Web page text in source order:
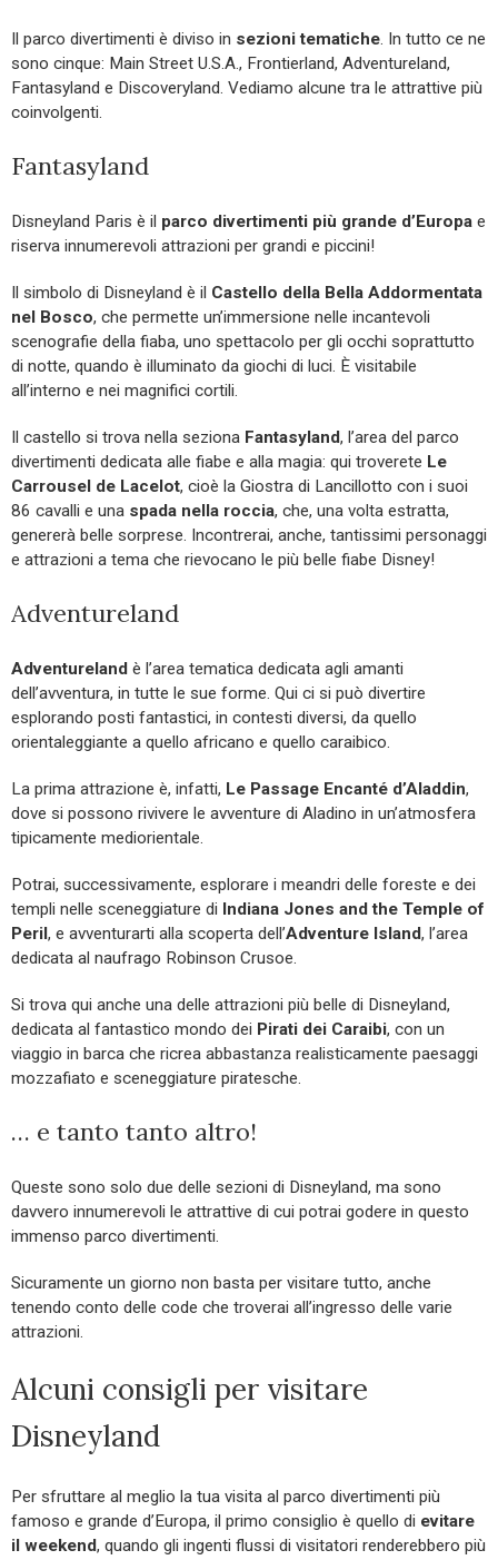
Il parco divertimenti è diviso in sezioni tematiche. In tutto ce ne
sono cinque: Main Street U.S.A., Frontierland, Adventureland,
Fantasyland e Discoveryland. Vediamo alcune tra le attrattive più
coinvolgenti.
Fantasyland
Disneyland Paris è il parco divertimenti più grande d’Europa e
riserva innumerevoli attrazioni per grandi e piccini!
Il simbolo di Disneyland è il Castello della Bella Addormentata
nel Bosco, che permette un’immersione nelle incantevoli
scenografie della fiaba, uno spettacolo per gli occhi soprattutto
di notte, quando è illuminato da giochi di luci. È visitabile
all’interno e nei magnifici cortili.
Il castello si trova nella seziona Fantasyland, l’area del parco
divertimenti dedicata alle fiabe e alla magia: qui troverete Le
Carrousel de Lacelot, cioè la Giostra di Lancillotto con i suoi
86 cavalli e una spada nella roccia, che, una volta estratta,
genererà belle sorprese. Incontrerai, anche, tantissimi personaggi
e attrazioni a tema che rievocano le più belle fiabe Disney!
Adventureland
Adventureland è l’area tematica dedicata agli amanti
dell’avventura, in tutte le sue forme. Qui ci si può divertire
esplorando posti fantastici, in contesti diversi, da quello
orientaleggiante a quello africano e quello caraibico.
La prima attrazione è, infatti, Le Passage Encanté d’Aladdin,
dove si possono rivivere le avventure di Aladino in un’atmosfera
tipicamente mediorientale.
Potrai, successivamente, esplorare i meandri delle foreste e dei
templi nelle sceneggiature di Indiana Jones and the Temple of
Peril, e avventurarti alla scoperta dell’Adventure Island, l’area
dedicata al naufrago Robinson Crusoe.
Si trova qui anche una delle attrazioni più belle di Disneyland,
dedicata al fantastico mondo dei Pirati dei Caraibi, con un
viaggio in barca che ricrea abbastanza realisticamente paesaggi
mozzafiato e sceneggiature piratesche.
… e tanto tanto altro!
Queste sono solo due delle sezioni di Disneyland, ma sono
davvero innumerevoli le attrattive di cui potrai godere in questo
immenso parco divertimenti.
Sicuramente un giorno non basta per visitare tutto, anche
tenendo conto delle code che troverai all’ingresso delle varie
attrazioni.
Alcuni consigli per visitare
Disneyland
Per sfruttare al meglio la tua visita al parco divertimenti più
famoso e grande d’Europa, il primo consiglio è quello di evitare
il weekend, quando gli ingenti flussi di visitatori renderebbero più